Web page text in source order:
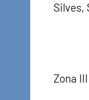
Silves,
Zona